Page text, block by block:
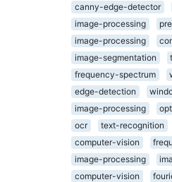
canny-edge-detector
image-processing
image-processing
image-segmentation
frequency-spectrum
edge-detection
image-processing
ocr
text-recognition
computer-vision
image-processing
computer-vision